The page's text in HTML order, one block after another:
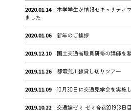
2020.01.14
本学学生が情報セキュリティ
ました
2020.01.06 新年のご挨拶
2019.12.10 国土交通省職員研修の講師を
2019.11.26 都電荒川線貸し切りツアー
2019.11.09 10月30日に交通見学会を実施
2019.10.22 交通論ゼミ ゼミ合宿2019(3日